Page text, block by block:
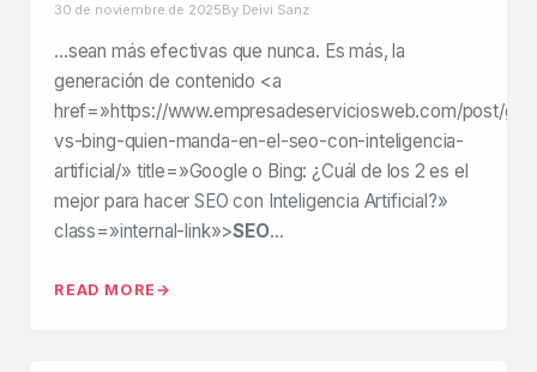
30 de noviembre de 2025By Deivi Sanz
…sean más efectivas que nunca. Es más, la
generación de contenido <a
href=»https://www.empresadeserviciosweb.com/post/
vs-bing-quien-manda-en-el-seo-con-inteligencia-
artificial/» title=»Google o Bing: ¿Cuál de los 2 es el
mejor para hacer SEO con Inteligencia Artificial?»
class=»internal-link»>SEO…
READ MORE